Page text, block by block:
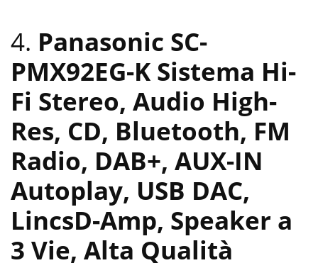
4. Panasonic SC-
PMX92EG-K Sistema Hi-
Fi Stereo, Audio High-
Res, CD, Bluetooth, FM
Radio, DAB+, AUX-IN
Autoplay, USB DAC,
LincsD-Amp, Speaker a
3 Vie, Alta Qualità